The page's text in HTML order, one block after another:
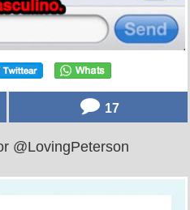
17
@LovingPeterson